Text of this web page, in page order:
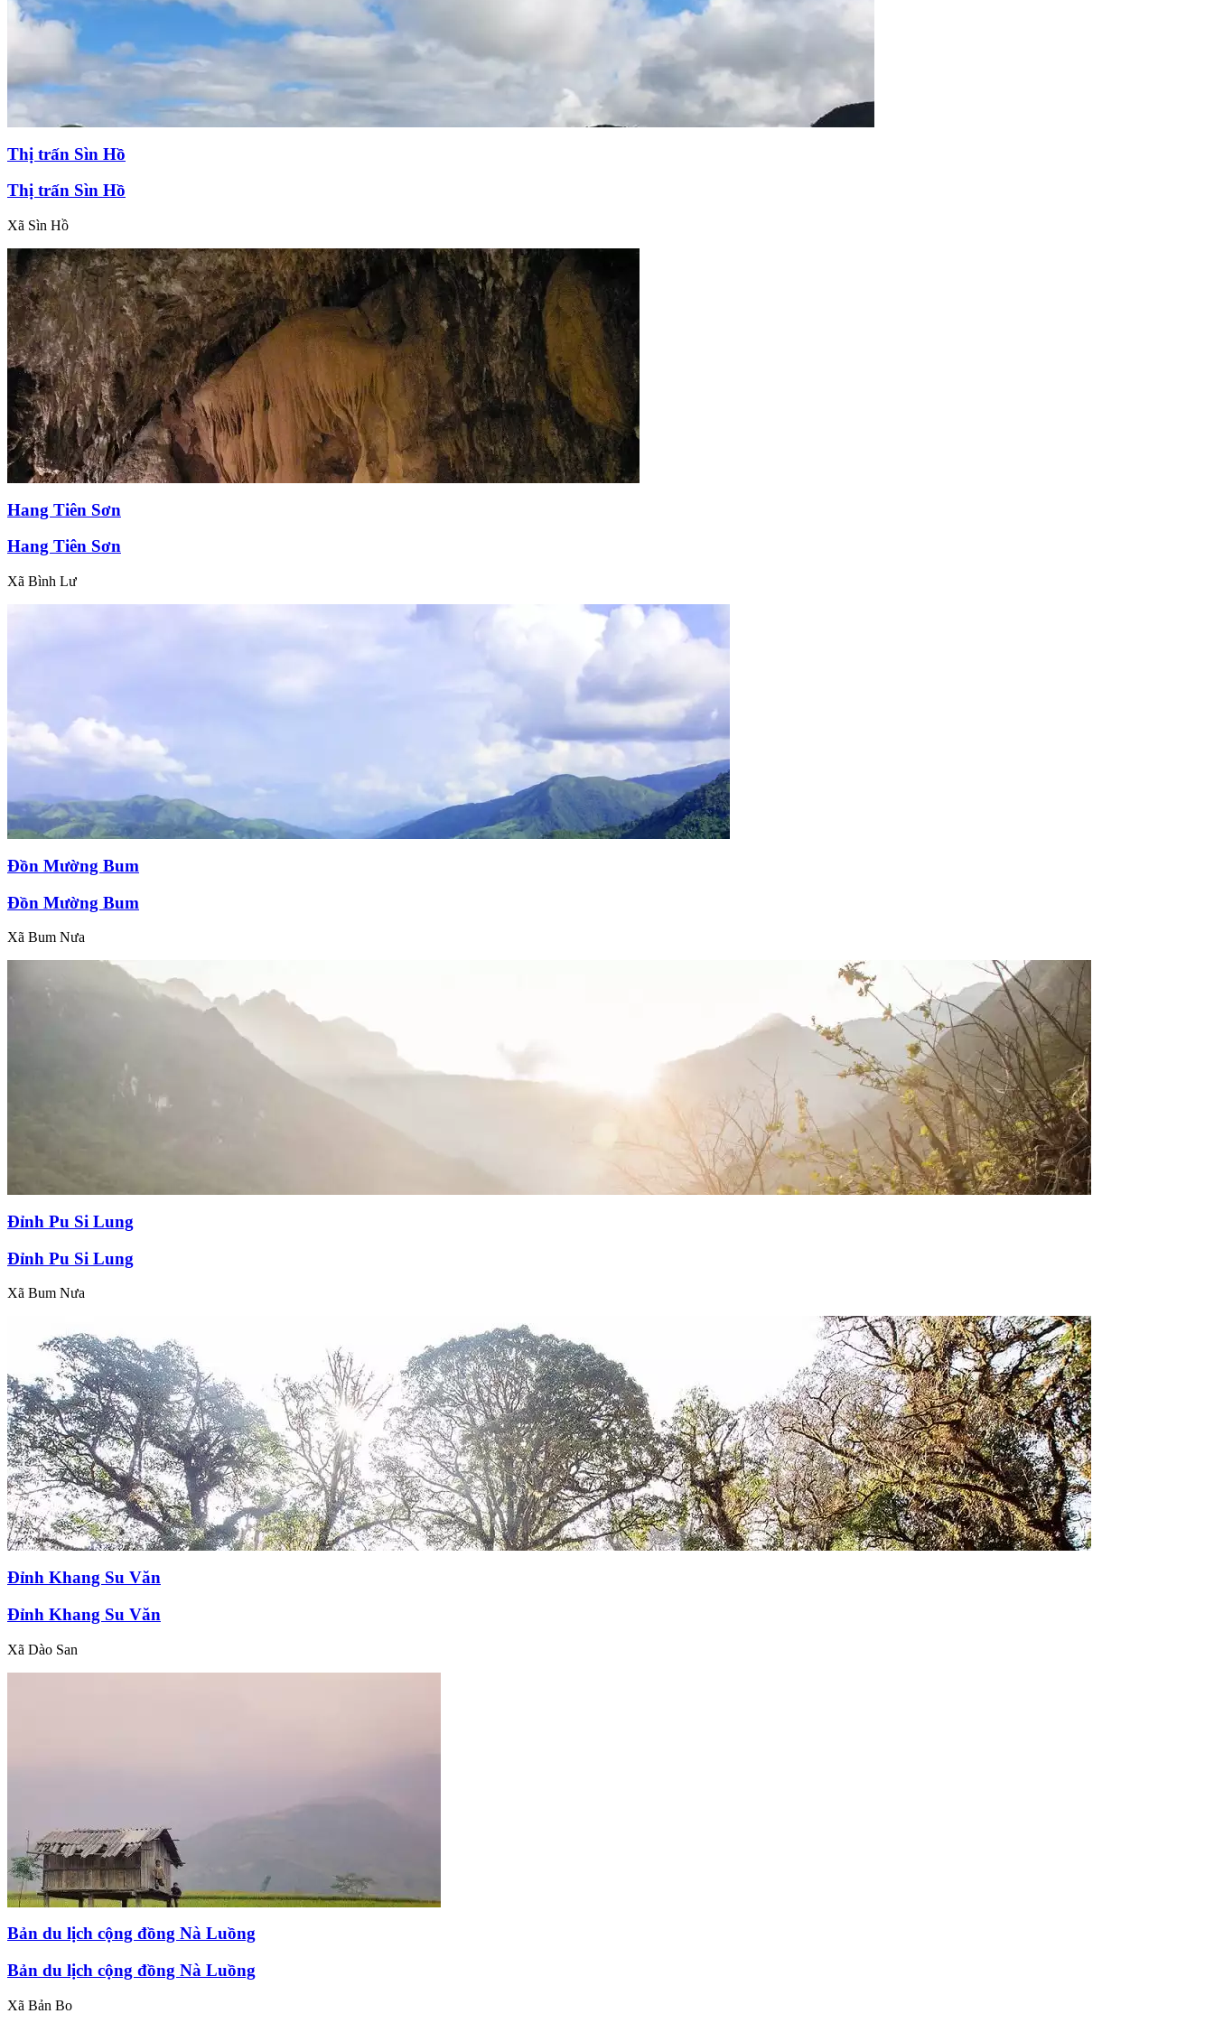
Thị trấn Sìn Hồ
Thị trấn Sìn Hồ
Xã Sìn Hồ
Hang Tiên Sơn
Hang Tiên Sơn
Xã Bình Lư
Đồn Mường Bum
Đồn Mường Bum
Xã Bum Nưa
Đỉnh Pu Si Lung
Đỉnh Pu Si Lung
Xã Bum Nưa
Đỉnh Khang Su Văn
Đỉnh Khang Su Văn
Xã Dào San
Bản du lịch cộng đồng Nà Luồng
Bản du lịch cộng đồng Nà Luồng
Xã Bản Bo